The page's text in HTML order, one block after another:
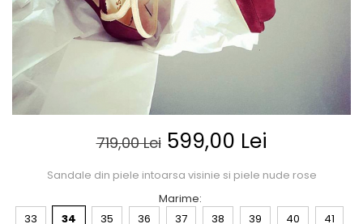
Posete
Rucsac
Saculet
Borsete
Mov
Visiniu
Albastru
719,00 Lei 599,00 Lei
Sandale din piele intoarsa visinie si piele nude rose
Marime:
33
34 35 36 37 38 39 40 41